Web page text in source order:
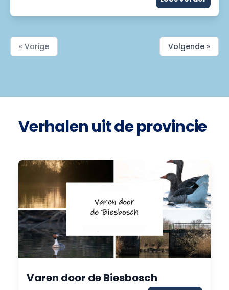
« Vorige Volgende »
Verhalen uit de provincie
Varen door de Biesbosch